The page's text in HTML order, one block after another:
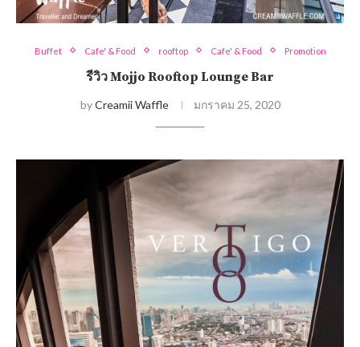
Buffet Cafe' & Food rooftop Cafe' & Food Promotion
รีวิว Mojjo Rooftop Lounge Bar
byCreamii Waffle มกราคม 25, 2020